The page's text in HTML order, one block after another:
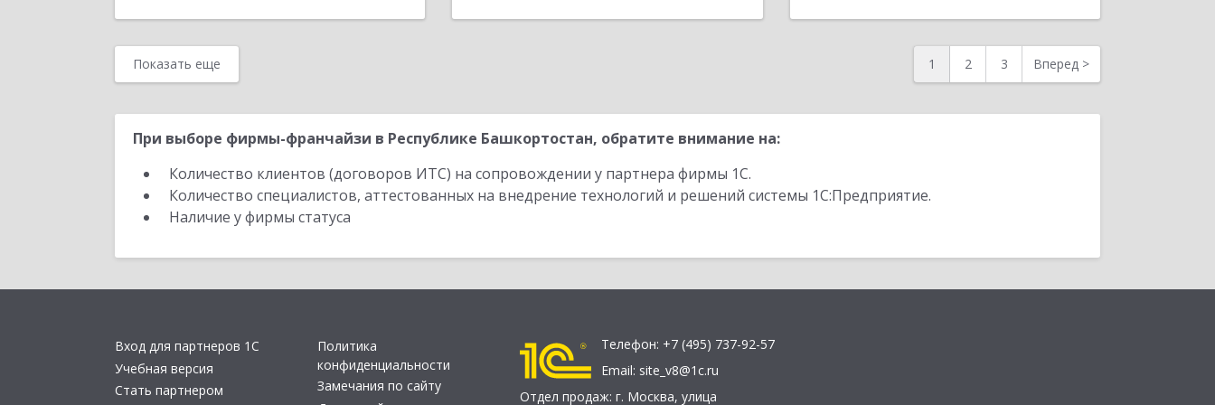
Показать еще 1 2 3 Вперед >
При выборе фирмы-франчайзи в Республике Башкортостан, обратите внимание на:
Количество клиентов (договоров ИТС) на сопровождении у партнера фирмы 1С.
Количество специалистов, аттестованных на внедрение технологий и решений системы 1С:Предприятие.
Наличие у фирмы статуса
Вход для партнеров 1С
Учебная версия
Стать партнером
Политика
конфиденциальности
Замечания по сайту
Телефон: +7 (495) 737-92-57
Email: site_v8@1c.ru
Отдел продаж: г. Москва, улица